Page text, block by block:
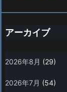
アーカイブ
2026年8月 (29)
2026年7月 (54)